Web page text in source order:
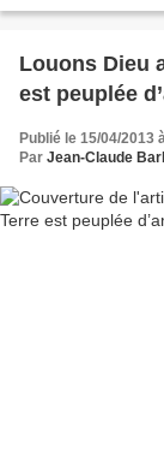
Louons Dieu
est peuplée
Publié le 15/04/2013
Par Jean-Claude